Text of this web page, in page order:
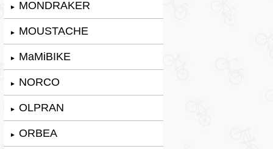
► MONDRAKER
► MOUSTACHE
► MaMiBIKE
► NORCO
► OLPRAN
► ORBEA